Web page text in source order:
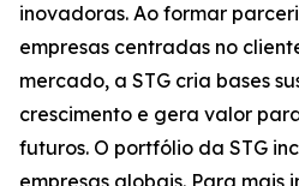
inovadoras. Ao formar
empresas centradas no
mercado, a STG cria bases
crescimento e gera valor
futuros. O portfólio da STG